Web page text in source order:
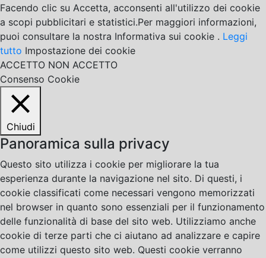
Facendo clic su Accetta, acconsenti all'utilizzo dei cookie
a scopi pubblicitari e statistici.Per maggiori informazioni,
puoi consultare la nostra Informativa sui cookie . Leggi
tutto Impostazione dei cookie
ACCETTO NON ACCETTO
Consenso Cookie
Chiudi
Panoramica sulla privacy
Questo sito utilizza i cookie per migliorare la tua
esperienza durante la navigazione nel sito. Di questi, i
cookie classificati come necessari vengono memorizzati
nel browser in quanto sono essenziali per il funzionamento
delle funzionalità di base del sito web. Utilizziamo anche
cookie di terze parti che ci aiutano ad analizzare e capire
come utilizzi questo sito web. Questi cookie verranno